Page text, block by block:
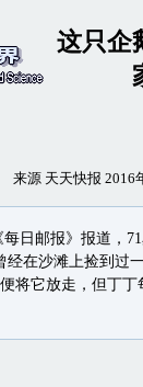
这只企
来源 天天快报
邮报》报道，71
经在沙滩上捡到
将它放走，但丁